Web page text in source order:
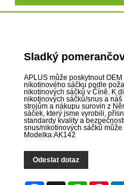
Sladký
APLUS může poskytnout
nikotinového sáčku podle
nikotinových sáčků v Číně. K
nikotinových sáčků/snus a
strojům a nákupu surovin z
sáček, který jsme vyrobili,
standardy kvality a
snus/nikotinových sáčků
Modelka:AK142
Odeslat dotaz